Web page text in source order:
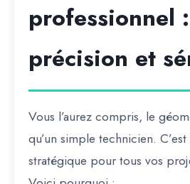
professionnel
précision et
Vous l’aurez compris, le
qu’un simple technicien. C’est
stratégique pour tous vos